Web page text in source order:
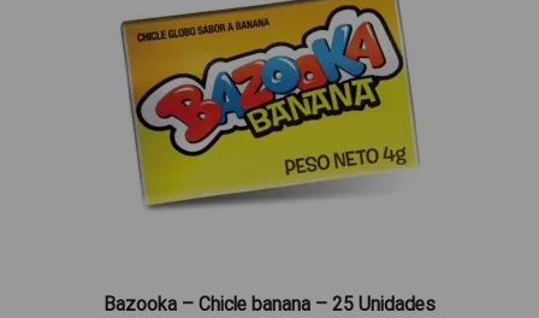
Bazooka – Chicle banana – 25 Unidades